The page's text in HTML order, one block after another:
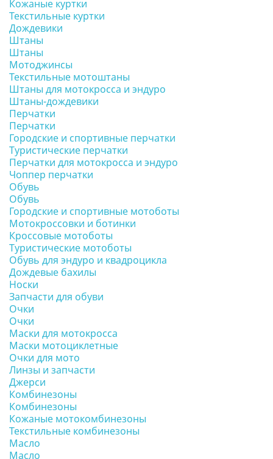
Кожаные куртки
Текстильные куртки
Дождевики
Штаны
Штаны
Мотоджинсы
Текстильные мотоштаны
Штаны для мотокросса и эндуро
Штаны-дождевики
Перчатки
Перчатки
Городские и спортивные перчатки
Туристические перчатки
Перчатки для мотокросса и эндуро
Чоппер перчатки
Обувь
Обувь
Городские и спортивные мотоботы
Мотокроссовки и ботинки
Кроссовые мотоботы
Туристические мотоботы
Обувь для эндуро и квадроцикла
Дождевые бахилы
Носки
Запчасти для обуви
Очки
Очки
Маски для мотокросса
Маски мотоциклетные
Очки для мото
Линзы и запчасти
Джерси
Комбинезоны
Комбинезоны
Кожаные мотокомбинезоны
Текстильные комбинезоны
Масло
Масло